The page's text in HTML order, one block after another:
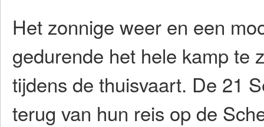
Het zonnige weer en een
gedurende het hele kamp te
tijdens de thuisvaart. De 21
terug van hun reis op de